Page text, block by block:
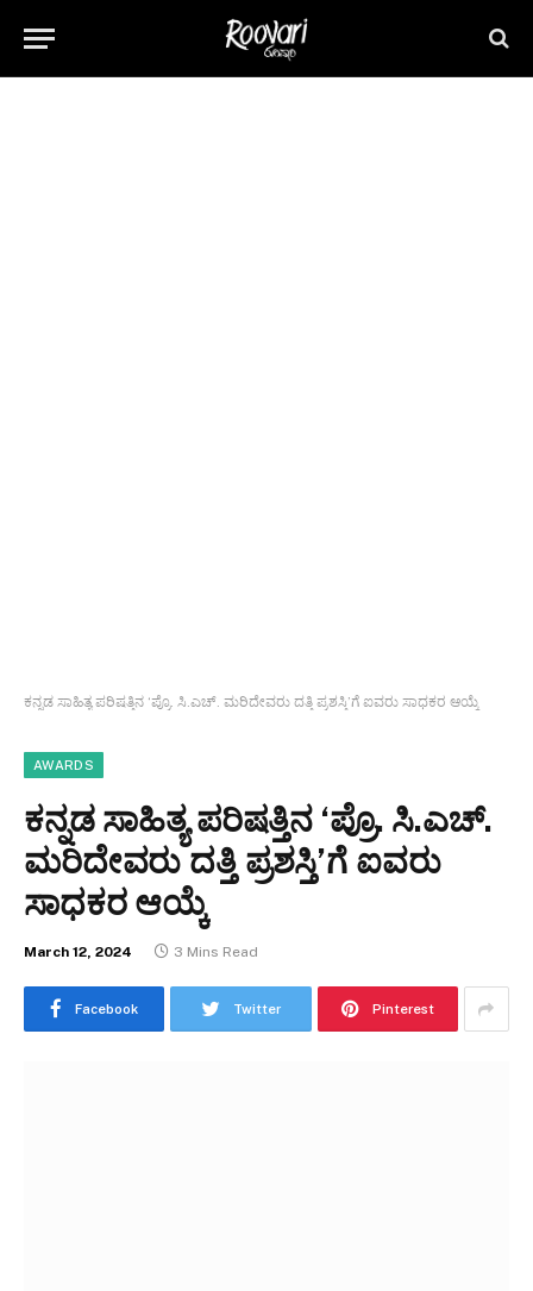
ಕನ್ನಡ ಸಾಹಿತ್ಯ ಪರಿಷತ್ತಿನ ‘ಪ್ರೊ. ಸಿ.ಎಚ್. ಮರಿದೇವರು ದತ್ತಿ ಪ್ರಶಸ್ತಿ’ಗೆ ಐವರು ಸಾಧಕರ ಆಯ್ಕೆ
AWARDS
ಕನ್ನಡ ಸಾಹಿತ್ಯ ಪರಿಷತ್ತಿನ ‘ಪ್ರೊ. ಸಿ.ಎಚ್.
ಮರಿದೇವರು ದತ್ತಿ ಪ್ರಶಸ್ತಿ’ಗೆ ಐವರು
ಸಾಧಕರ ಆಯ್ಕೆ
March 12, 2024 3 Mins Read
Facebook Twitter Pinterest